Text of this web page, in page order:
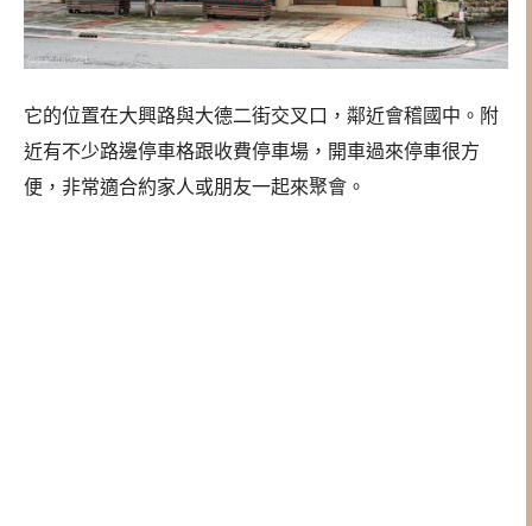
它的位置在大興路與大德二街交叉口，鄰近會稽國中。附
近有不少路邊停車格跟收費停車場，開車過來停車很方
便，非常適合約家人或朋友一起來聚會。